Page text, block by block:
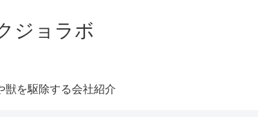
ジョラボ
獣を駆除する会社紹介